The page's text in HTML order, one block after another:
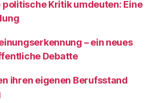
politische Kritik umdeuten: Eine
– ein neues
Debatte
ihren eigenen Berufsstand